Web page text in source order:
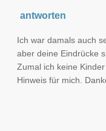
antworten
Ich war damals auch
aber deine Eindrücke
Zumal ich keine
Hinweis für mich.